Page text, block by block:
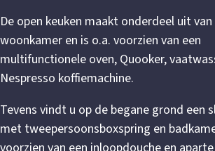
De open keuken maakt onderdeel uit
woonkamer en is o.a. voorzien van een
multifunctionele oven, Quooker,
Nespresso koffiemachine.
Tevens vindt u op de begane grond een
met tweepersoonsboxspring en